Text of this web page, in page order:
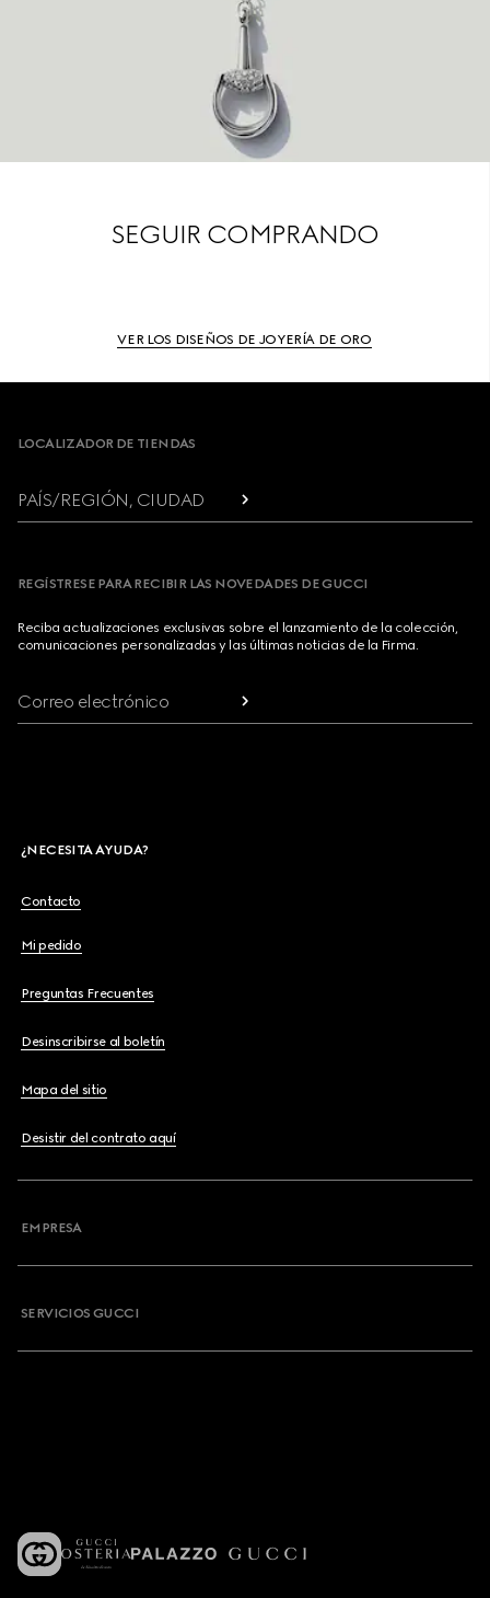
SEGUIR COMPRANDO
VER LOS DISEÑOS DE JOYERÍA DE ORO
Footer
LOCALIZADOR DE TIENDAS
PAÍS/REGIÓN, CIUDAD
REGÍSTRESE PARA RECIBIR LAS NOVEDADES DE GUCCI
Reciba actualizaciones exclusivas sobre el lanzamiento de la colección,
comunicaciones personalizadas y las últimas noticias de la Firma.
Correo electrónico
¿NECESITA AYUDA?
Contacto
Mi pedido
Preguntas Frecuentes
Desinscribirse al boletín
Mapa del sitio
Desistir del contrato aquí
EMPRESA
SERVICIOS GUCCI